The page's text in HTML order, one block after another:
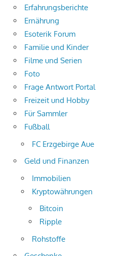
Erfahrungsberichte
Ernährung
Esoterik Forum
Familie und Kinder
Filme und Serien
Foto
Frage Antwort Portal
Freizeit und Hobby
Für Sammler
Fußball
FC Erzgebirge Aue
Geld und Finanzen
Immobilien
Kryptowährungen
Bitcoin
Ripple
Rohstoffe